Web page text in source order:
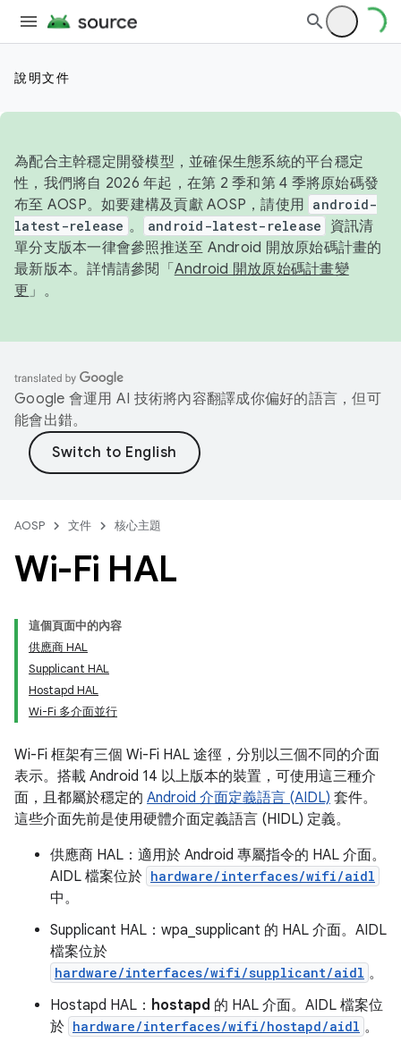
說明文件
為配合主幹穩定開發模型，並確保生態系統的平台穩定
性，我們將自 2026 年起，在第 2 季和第 4 季將原始碼發
布至 AOSP。如要建構及貢獻 AOSP，請使用 android-
latest-release 。 android-latest-release
資訊清
單分支版本一律會參照推送至 Android 開放原始碼計畫的
最新版本。詳情請參閱「 Android 開放原始碼計畫變
更 」。
Google 會運用 AI 技術將內容翻譯成你偏好的語言，但可
能會出錯。
AOSP 文件 核心主題
Wi-Fi HAL
這個頁面中的內容
供應商 HAL
Supplicant HAL
Hostapd HAL
Wi-Fi 多介面並行
Wi-Fi 框架有三個 Wi-Fi HAL 途徑，分別以三個不同的介面
表示。搭載 Android 14 以上版本的裝置，可使用這三種介
面，且都屬於穩定的 Android 介面定義語言 (AIDL) 套件。
這些介面先前是使用硬體介面定義語言 (HIDL) 定義。
供應商 HAL：適用於 Android 專屬指令的 HAL 介面。
AIDL 檔案位於 hardware/interfaces/wifi/aidl
中。
Supplicant HAL：wpa_supplicant 的 HAL 介面。AIDL
檔案位於
hardware/interfaces/wifi/supplicant/aidl 。
Hostapd HAL： hostapd 的 HAL 介面。AIDL 檔案位
於 hardware/interfaces/wifi/hostapd/aidl 。